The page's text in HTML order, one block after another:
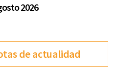
2026
de actualidad